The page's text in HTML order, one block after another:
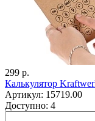
299 р.
Калькулятор
Артикул: 15719.00
Доступно: 4